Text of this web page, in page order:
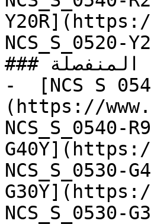
### المكملة المنفصلة
-  [NCS S
(https://